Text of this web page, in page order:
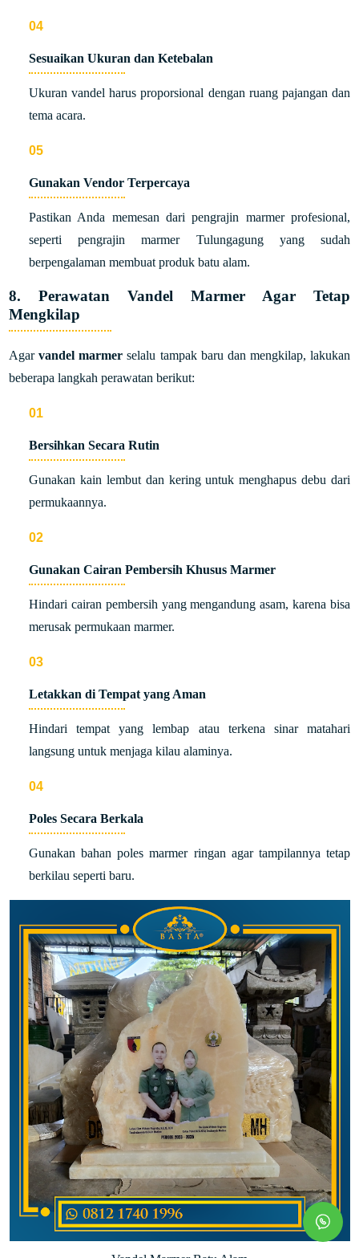
Sesuaikan Ukuran dan Ketebalan
Ukuran vandel harus proporsional dengan ruang pajangan dan
tema acara.
Gunakan Vendor Terpercaya
Pastikan Anda memesan dari pengrajin marmer profesional,
seperti pengrajin marmer Tulungagung yang sudah
berpengalaman membuat produk batu alam.
8. Perawatan Vandel Marmer Agar Tetap
Mengkilap
Agarvandel marmer selalu tampak baru dan mengkilap, lakukan
beberapa langkah perawatan berikut:
Bersihkan Secara Rutin
Gunakan kain lembut dan kering untuk menghapus debu dari
permukaannya.
Gunakan Cairan Pembersih Khusus Marmer
Hindari cairan pembersih yang mengandung asam, karena bisa
merusak permukaan marmer.
Letakkan di Tempat yang Aman
Hindari tempat yang lembap atau terkena sinar matahari
langsung untuk menjaga kilau alaminya.
Poles Secara Berkala
Gunakan bahan poles marmer ringan agar tampilannya tetap
berkilau seperti baru.